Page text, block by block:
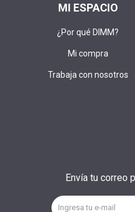
MI ESPACIO
¿Por qué DIMM?
Mi compra
Trabaja con nosotros
Envía tu correo